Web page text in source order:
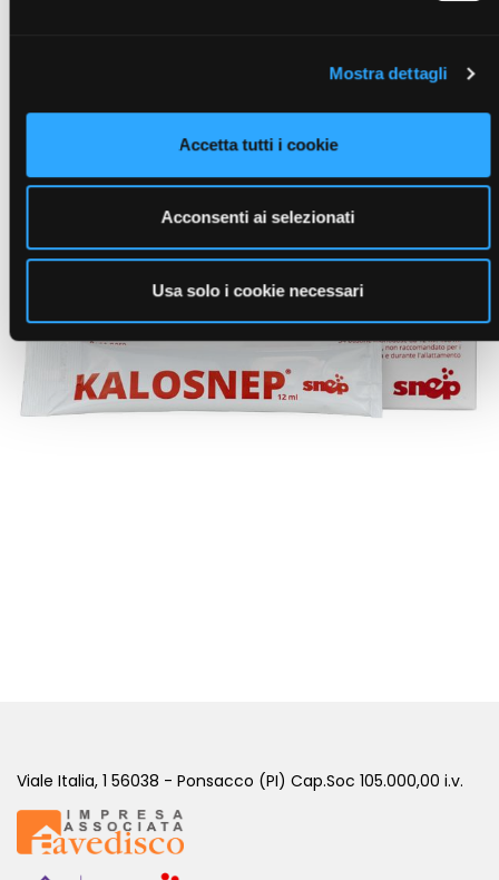
Mostra dettagli
Accetta tutti i cookie
Acconsenti ai selezionati
Usa solo i cookie necessari
Viale Italia, 1 56038 - Ponsacco (PI) Cap.Soc 105.000,00 i.v.